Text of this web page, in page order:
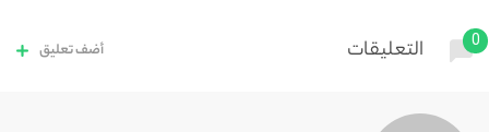
0 التعليقات أضف تعليق